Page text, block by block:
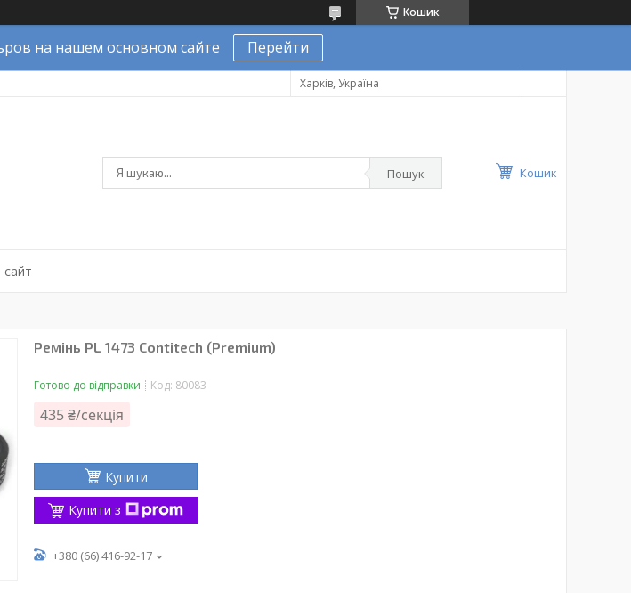
Кошик
на нашем основном сайте Перейти
Харків, Україна
Пошук Кошик
Ремінь PL 1473 Contitech (Premium)
Готово до відправки Код: 80083
435 ₴/секція
Купити
Купити з
+380 (66) 416-92-17